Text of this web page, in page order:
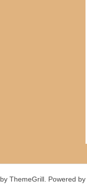
by ThemeGrill. Powered by